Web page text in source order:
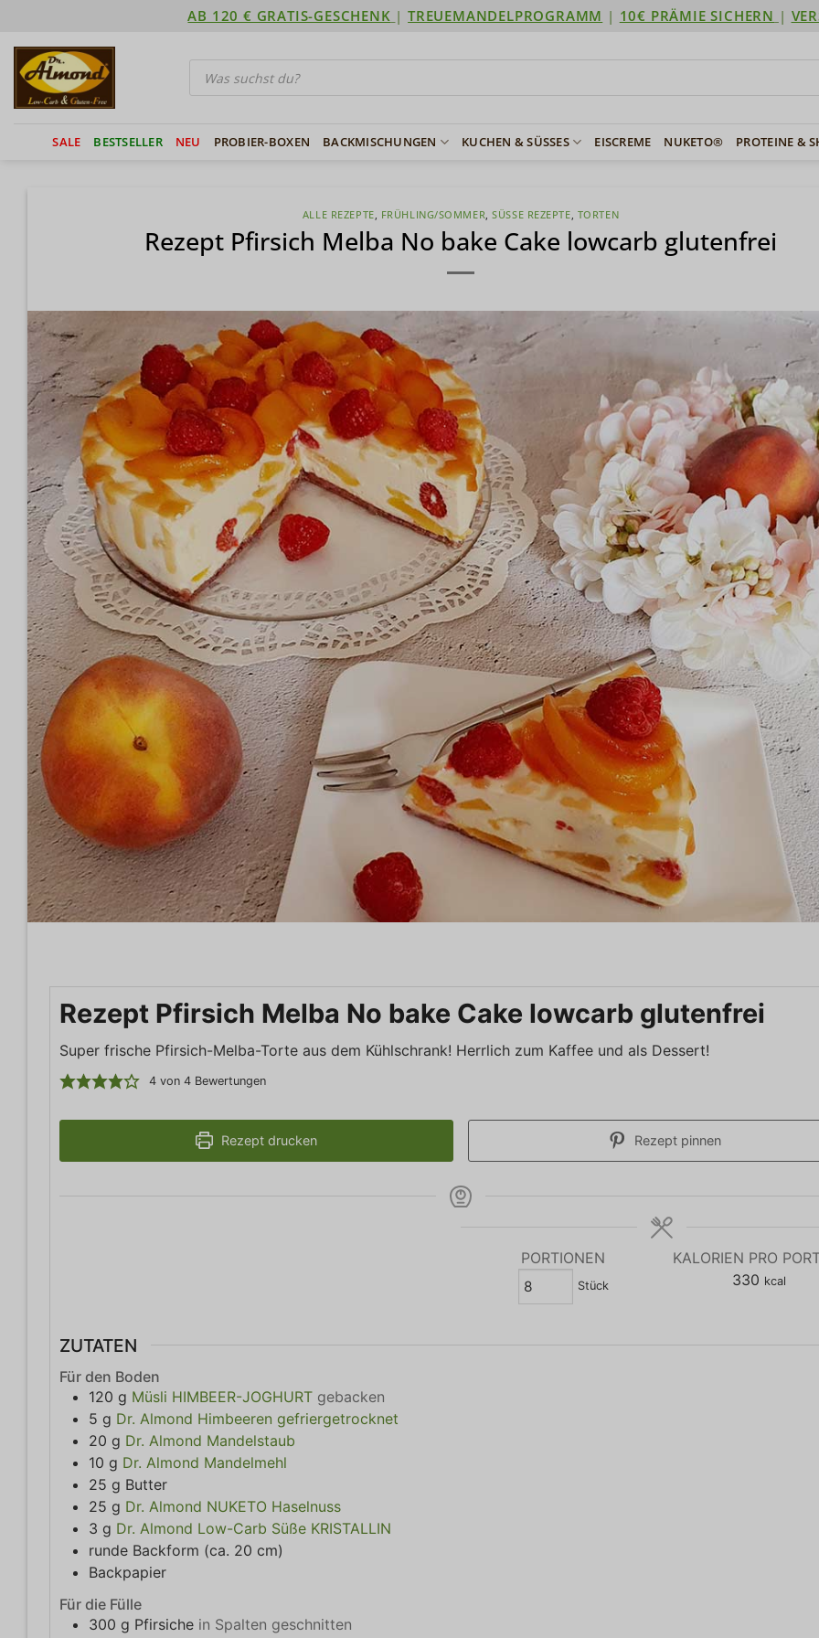
springen
AB 120 € GRATIS-GESCHENK |TREUEMANDELPROGRAMM | 10€ PRÄMIE SICHERN |
Products
search
SALE BESTSELLER NEU PROBIER-BOXEN BACKMISCHUNGEN KUCHEN & SÜSSES EISCREME NUKETO® PROTEINE &
ALLE REZEPTE, FRÜHLING/SOMMER,SÜSSE REZEPTE , TORTEN
Rezept Pfirsich Melba No bake Cake lowcarb glutenfrei
Rezept Pfirsich Melba No bake Cake lowcarb glutenfrei
Super frische Pfirsich-Melba-Torte aus dem Kühlschrank! Herrlich zum Kaffee und als Dessert!
4von 4Bewertungen
Rezept drucken Rezept pinnen
PORTIONEN
Stück
KALORIEN PRO
330 kcal
ZUTATEN
Für den Boden
120 g Müsli HIMBEER-JOGHURT gebacken
5 g Dr. Almond Himbeeren gefriergetrocknet
20 g Dr. Almond Mandelstaub
10 g Dr. Almond Mandelmehl
25 g Butter
25 g Dr. Almond NUKETO Haselnuss
3 g Dr. Almond Low-Carb Süße KRISTALLIN
runde Backform (ca. 20 cm)
Backpapier
Für die Fülle
300 g Pfirsiche in Spalten geschnitten